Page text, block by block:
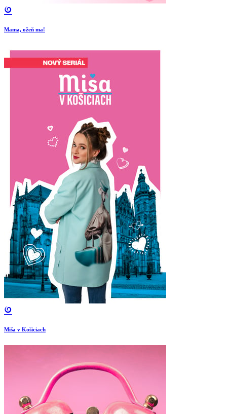
Mama, ožeň ma!
Miša v Košiciach